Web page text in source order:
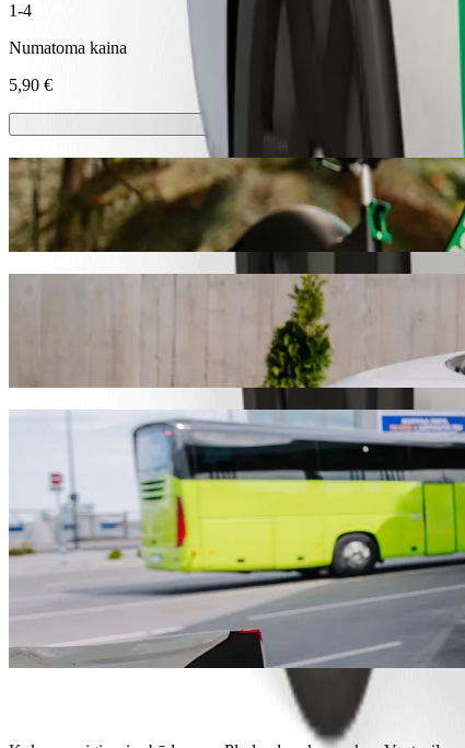
1-4
Numatoma kaina
5,90 €
Paspirtukai ir el. dviračiai
Mieste keliaukite paspirtuku arba el. dviračiu
Atsisiųsti programėlę „Bolt“
Nuo Pludmales akvaparks - Ventspils
Norite pasiekti Ventspils skeitparks už geresnę kainą? Rinkitės
tinkamiausią transporto priemonę.
„Bolt“ paslaugos kelionei iš
Daug bagažo? Rinkitės „XL“ kategoriją – joje telpa iki 6
Norite atvykti stilingai? Išbandykite „Bolt“ premium
Keliausite su vaikais? Išsikvieskite automobilį, kuriame bus
Keliausite su augintiniais? Išbandykite keliones, skirtas
Reikia papildomos pagalbos? Kategorijoje „Assist“ rasite
Nebrangios kelionės? Rinkitės kompaktišką „Bolt Basic“
Atsisiųsti programėlę „Bolt“